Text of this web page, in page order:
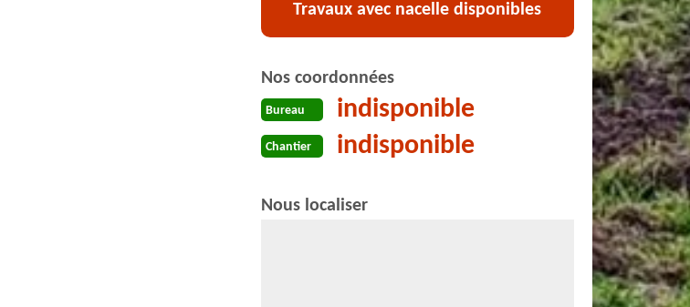
Travaux avec nacelle disponibles
Nos coordonnées
Bureau indisponible
Chantier indisponible
Nous localiser